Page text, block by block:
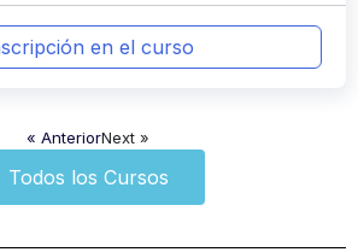
en el curso
« AnteriorNext »
Todos los Cursos